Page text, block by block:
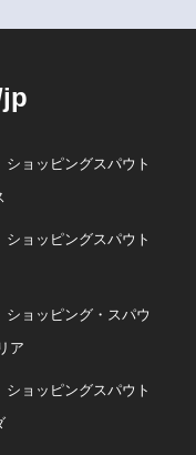
ショッピングスパウト
ショッピングスパウト
ショッピング・スパウ
ア
ショッピングスパウト